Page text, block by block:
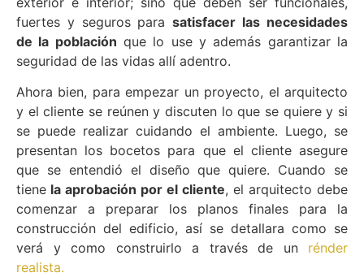
fuertes y seguros parasatisfacer las necesidades
de la población que lo use y además garantizar la
seguridad de las vidas allí adentro.
Ahora bien, para empezar un proyecto, el arquitecto
y el cliente se reúnen y discuten lo que se quiere y si
se puede realizar cuidando el ambiente. Luego, se
presentan los bocetos para que el cliente asegure
que se entendió el diseño que quiere. Cuando se
tiene la aprobación por el cliente, el arquitecto debe
comenzar a preparar los planos finales para la
construcción del edificio, así se detallara como se
verá y como construirlo a través de unrénder
realista.